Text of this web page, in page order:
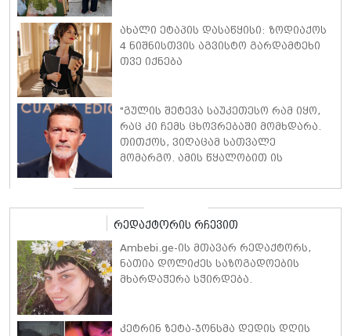
ახალი ეტაპის დასაწყისი: ზოდიაქოს
4 ნიშნისთვის აგვისტო გარდამტეხი
თვე იქნება
"გულის შეტევა საუკეთესო რამ იყო,
რაც კი ჩემს ცხოვრებაში მომხდარა.
თითქოს, ვიღაცამ სათვალე
მომარგო. ამის წყალობით ის
ვერ ვამჩნევდი" - ანტონიო ბანდერასი
რედაქტორის რჩევით
Ambebi.ge-ის მთავარ რედაქტორს,
ნათია დოლიძეს საზოგადოების
მხარდაჭერა სჭირდება.
კეტრინ ზეტა-ჯონსმა დედის დღის